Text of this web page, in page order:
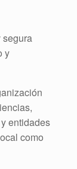
segura
y
entidades
como